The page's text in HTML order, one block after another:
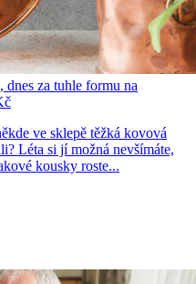
za tuhle formu na
ve sklepě těžká kovová
Léta si jí možná nevšímáte,
kousky roste...